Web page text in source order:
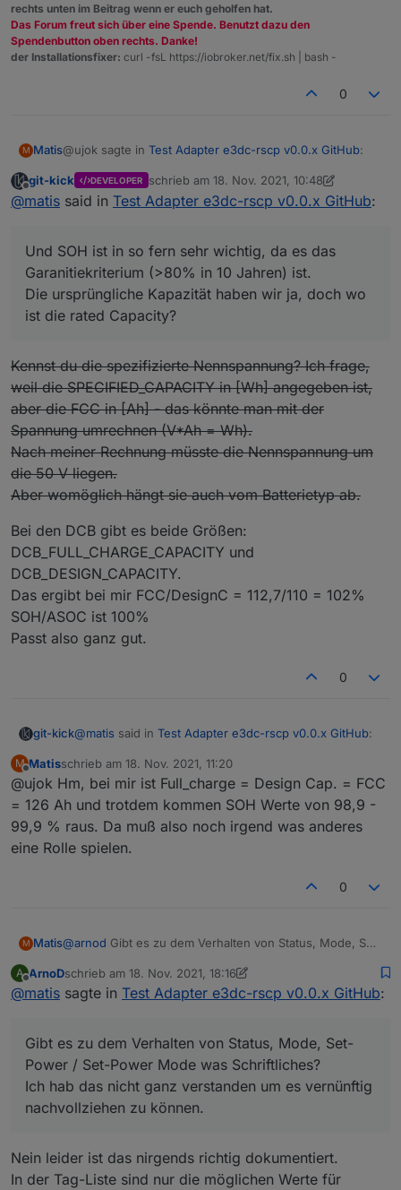
rechts unten im Beitrag wenn er euch geholfen hat.
Das Forum freut sich über eine Spende. Benutzt dazu den
Spendenbutton oben rechts. Danke!
der Installationsfixer: curl -fsL https://iobroker.net/fix.sh | bash -
0
M Matis@ujok sagte in Test Adapter e3dc-rscp v0.0.x GitHub:
SOH = FCC/DesignCapacity(spezifizierte
interessieren, wie e3dc oder LG das berechnet, denn mit
den vorhandenen Werten komme ich nicht auf das
angezeigte Ergebnis.
Und SOH ist in so fern sehr wichtig, da es das
Garanitiekriterium (>80% in 10 Jahren) ist.
Offline
git-kick DEVELOPER schrieb am 18. Nov. 2021, 10:48
zuletzt editiert von git-kick
@matis said in Test Adapter e3dc-rscp v0.0.x GitHub:
Und SOH ist in so fern sehr wichtig, da es das
Garanitiekriterium (>80% in 10 Jahren) ist.
Die ursprüngliche Kapazität haben wir ja, doch wo
ist die rated Capacity?
Kennst du die spezifizierte Nennspannung? Ich frage,
weil die SPECIFIED_CAPACITY in [Wh] angegeben ist,
aber die FCC in [Ah] - das könnte man mit der
Spannung umrechnen (V*Ah = Wh).
Nach meiner Rechnung müsste die Nennspannung um
die 50 V liegen.
Aber womöglich hängt sie auch vom Batterietyp ab.
Bei den DCB gibt es beide Größen:
DCB_FULL_CHARGE_CAPACITY und
DCB_DESIGN_CAPACITY.
Das ergibt bei mir FCC/DesignC = 112,7/110 = 102%
SOH/ASOC ist 100%
Passt also ganz gut.
0
git-kick@matis said in Test Adapter e3dc-rscp v0.0.x GitHub:
Und SOH ist in so fern sehr wichtig, da es das
Garanitiekriterium (>80% in 10 Jahren) ist.
Die ursprüngliche Kapazität haben wir ja, doch wo
ist die rated Capacity?
Kennst du die spezifizierte Nennspannung? Ich frage,
weil die SPECIFIED_CAPACITY in [Wh] angegeben ist,
aber die FCC in [Ah] - das könnte man mit der
Nach meiner Rechnung müsste die Nennspannung um
Bei den DCB gibt es beide Größen:
M
Offline
Matisschrieb am 18. Nov. 2021, 11:20
zuletzt editiert von
@ujok Hm, bei mir ist Full_charge = Design Cap. = FCC
= 126 Ah und trotdem kommen SOH Werte von 98,9 -
99,9 % raus. Da muß also noch irgend was anderes
eine Rolle spielen.
0
M Matis@arnod Gibt es zu dem Verhalten von Status, Mode, Set-
Ich hab das nicht ganz verstanden um es vernünftig
nachvollziehen zu können.
A
Offline
ArnoDschrieb am 18. Nov. 2021, 18:16
zuletzt editiert von ArnoD
@matis sagte in Test Adapter e3dc-rscp v0.0.x GitHub:
Gibt es zu dem Verhalten von Status, Mode, Set-
Power / Set-Power Mode was Schriftliches?
Ich hab das nicht ganz verstanden um es vernünftig
nachvollziehen zu können.
Nein leider ist das nirgends richtig dokumentiert.
In der Tag-Liste sind nur die möglichen Werte für